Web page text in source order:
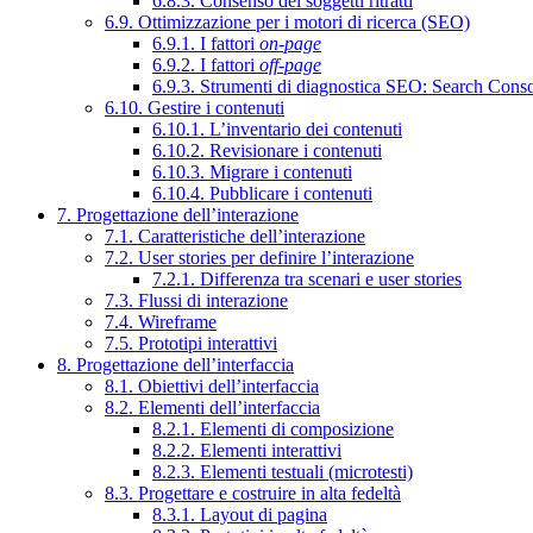
6.9. Ottimizzazione per i motori di ricerca (SEO)
6.9.1. I fattori on-page
6.9.2. I fattori off-page
6.9.3. Strumenti di diagnostica SEO: Search
6.10. Gestire i contenuti
6.10.1. L’inventario dei contenuti
6.10.2. Revisionare i contenuti
6.10.3. Migrare i contenuti
6.10.4. Pubblicare i contenuti
7. Progettazione dell’interazione
7.1. Caratteristiche dell’interazione
7.2. User stories per definire l’interazione
7.2.1. Differenza tra scenari e user stories
7.3. Flussi di interazione
7.4. Wireframe
7.5. Prototipi interattivi
8. Progettazione dell’interfaccia
8.1. Obiettivi dell’interfaccia
8.2. Elementi dell’interfaccia
8.2.1. Elementi di composizione
8.2.2. Elementi interattivi
8.2.3. Elementi testuali (microtesti)
8.3. Progettare e costruire in alta fedeltà
8.3.1. Layout di pagina